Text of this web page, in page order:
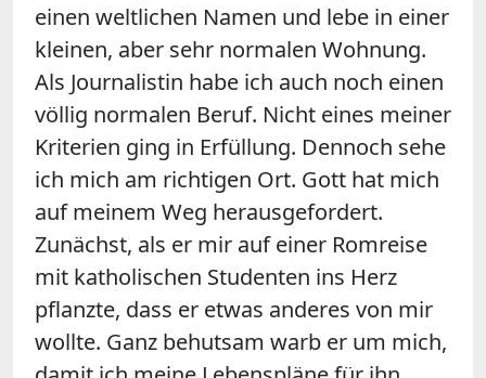
einen weltlichen Namen und lebe in einer
kleinen, aber sehr normalen Wohnung.
Als Journalistin habe ich auch noch einen
völlig normalen Beruf. Nicht eines meiner
Kriterien ging in Erfüllung. Dennoch sehe
ich mich am richtigen Ort. Gott hat mich
auf meinem Weg herausgefordert.
Zunächst, als er mir auf einer Romreise
mit katholischen Studenten ins Herz
pflanzte, dass er etwas anderes von mir
wollte. Ganz behutsam warb er um mich,